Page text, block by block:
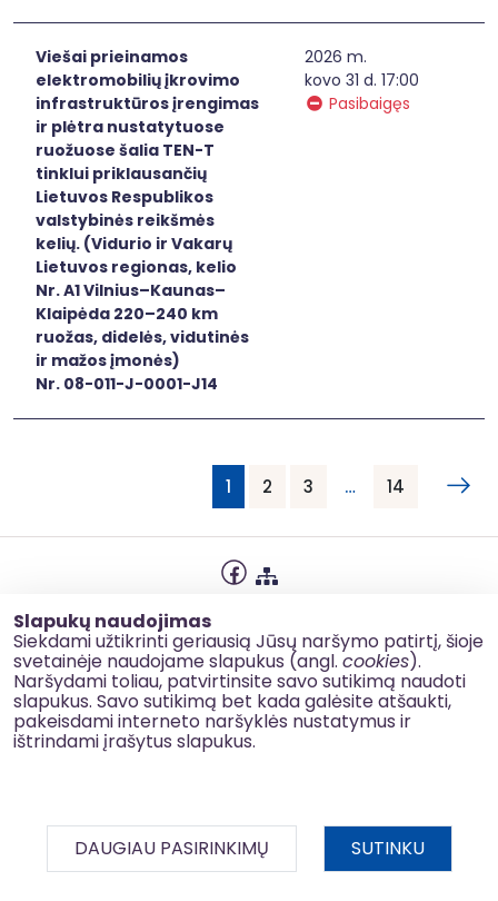
Slapukų naudojimas
Siekdami užtikrinti geriausią Jūsų naršymo patirtį, šioje
svetainėje naudojame slapukus (angl. cookies).
Naršydami toliau, patvirtinsite savo sutikimą naudoti
slapukus. Savo sutikimą bet kada galėsite atšaukti,
pakeisdami interneto naršyklės nustatymus ir
ištrindami įrašytus slapukus.
DAUGIAU PASIRINKIMŲ SUTINKU
Viešai prieinamos
elektromobilių įkrovimo
infrastruktūros įrengimas
ir plėtra nustatytuose
ruožuose šalia TEN-T
tinklui priklausančių
Lietuvos Respublikos
valstybinės reikšmės
kelių. (Vidurio ir Vakarų
Lietuvos regionas, kelio
Nr. A1 Vilnius–Kaunas–
Klaipėda 220–240 km
ruožas, didelės, vidutinės
ir mažos įmonės)
Nr. 08-011-J-0001-J14
2026 m.
kovo 31 d. 17:00
Pasibaigęs
1 2 3 … 14
Slapukų naudojimas
Korupcijos prevencija
Kontaktai